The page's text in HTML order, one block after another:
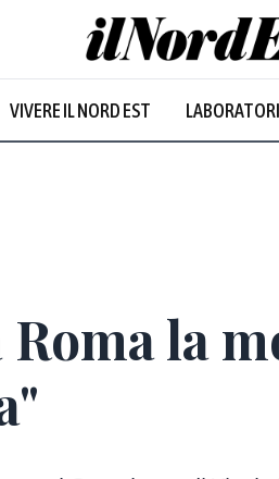
VIVERE IL NORD EST
la